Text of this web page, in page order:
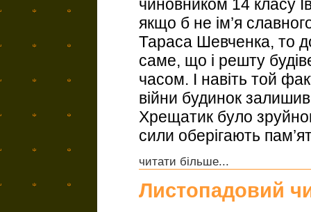
чиновником 14 класу
якщо б не ім’я
Тараса Шевченка, то
саме, що і решту
часом. І навіть той
війни будинок
Хрещатик було
сили оберігають
читати більше...
Листопадовий